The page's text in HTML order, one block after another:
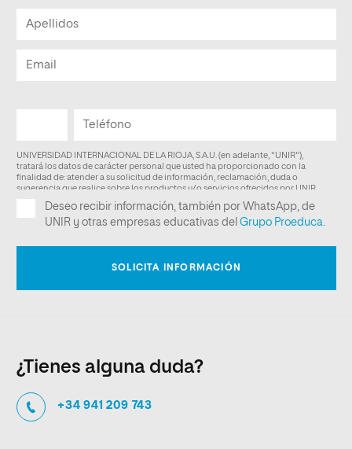
¿Tienes alguna duda?
+34 941 209 743